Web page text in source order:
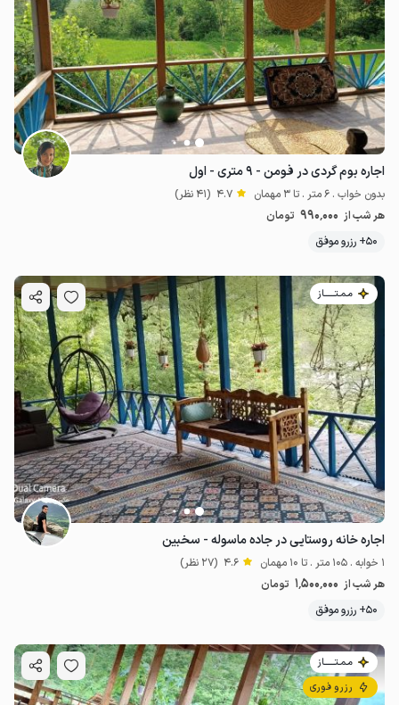
اجاره بوم گردی در فومن - ۹ متری - اول
بدون خواب . 6 متر . تا 3 مهمان 4.7 (41 نظر)
هر شب از 990٬000 تومان
50+ رزرو موفق
مـمـتــــــاز
اجاره خانه روستایی در جاده ماسوله - سخبین
1 خوابه . 105 متر . تا 10 مهمان 4.6 (27 نظر)
هر شب از 1٬500٬000 تومان
50+ رزرو موفق
مـمـتــــــاز
رزرو فوری